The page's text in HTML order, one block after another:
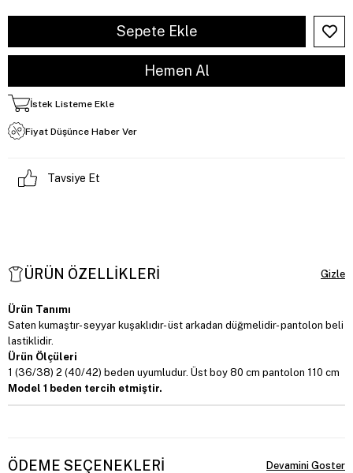
İstek Listeme Ekle
Fiyat Düşünce Haber Ver
Tavsiye Et
ÜRÜN ÖZELLIKLERI
Ürün Tanımı
Saten kumaştır- seyyar kuşaklıdır- üst arkadan düğmelidir- pantolon beli
lastiklidir.
Ürün Ölçüleri
1 (36/38) 2 (40/42) beden uyumludur. Üst boy 80 cm pantolon 110 cm
Model 1 beden tercih etmiştir.
ÖDEME SEÇENEKLERI